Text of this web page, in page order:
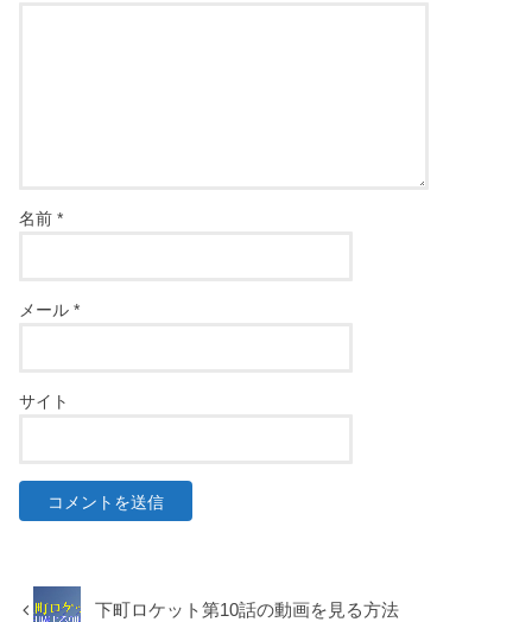
名前*
メール*
サイト
下町ロケット第10話の動画を見る方法